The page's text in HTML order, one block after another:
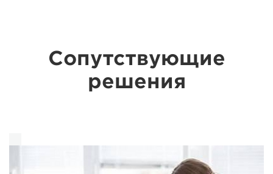
Сопутствующие
решения